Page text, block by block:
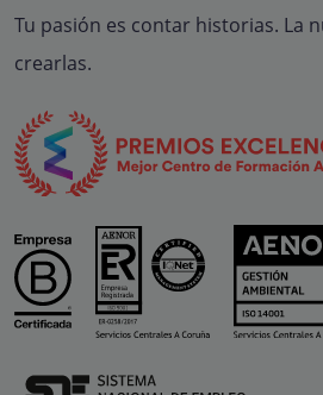
Tu pasión es contar historias. La
crearlas.